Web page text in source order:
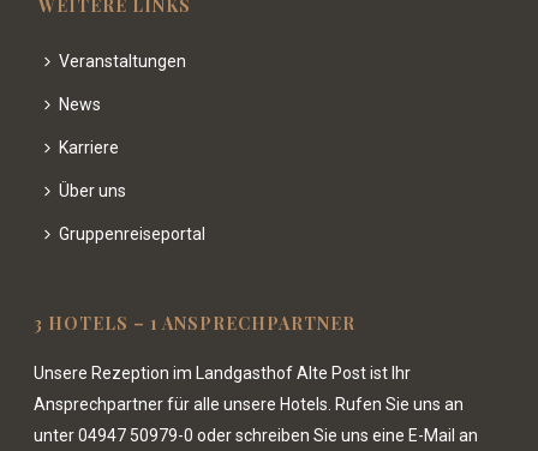
WEITERE LINKS
Veranstaltungen
News
Karriere
Über uns
Gruppenreiseportal
3 HOTELS – 1 ANSPRECHPARTNER
Unsere Rezeption im Landgasthof Alte Post ist Ihr
Ansprechpartner für alle unsere Hotels. Rufen Sie uns an
unter04947 50979-0 oder schreiben Sie uns eine E-Mail an